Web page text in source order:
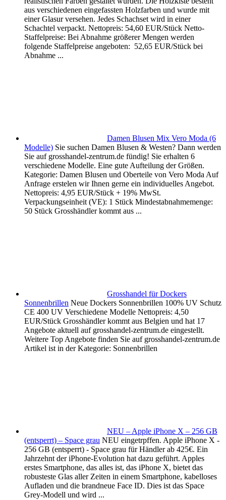
aus verschiedenen eingefassten Holzfarben und wurde mit
einer Glasur versehen. Jedes Schachset wird in einer
Schachtel verpackt. Nettopreis: 54,60 EUR/Stück Netto-
Staffelpreise: Bei Abnahme größerer Mengen werden
folgende Staffelpreise angeboten: 52,65 EUR/Stück bei
Abnahme ...
Damen Blusen Mix Vero Moda (6
Modelle) Sie suchen Damen Blusen & Westen? Dann werden
Sie auf grosshandel-zentrum.de fündig! Sie erhalten 6
verschiedene Modelle. Eine gute Aufteilung der Größen.
Kategorie: Damen Blusen und Oberteile von Vero Moda Auf
Anfrage erstelen wir Ihnen gerne ein individuelles Angebot.
Nettopreis: 4,95 EUR/Stück + 19% MwSt.
Verpackungseinheit (VE): 1 Stück Mindestabnahmemenge:
50 Stück Grosshändler kommt aus ...
Grosshandel für Dockers
Sonnenbrillen Neue Dockers Sonnenbrillen 100% UV Schutz
CE 400 UV Verschiedene Modelle Nettopreis: 4,50
EUR/Stück Grosshändler kommt aus Belgien und hat 17
Angebote aktuell auf grosshandel-zentrum.de eingestellt.
Weitere Top Angebote finden Sie auf grosshandel-zentrum.de
Artikel ist in der Kategorie: Sonnenbrillen
NEU – Apple iPhone X – 256 GB
(entsperrt) – Space grau NEU eingetrpffen. Apple iPhone X -
256 GB (entsperrt) - Space grau für Händler ab 425€. Ein
Jahrzehnt der iPhone-Evolution hat dazu geführt. Apples
erstes Smartphone, das alles ist, das iPhone X, bietet das
robusteste Glas aller Zeiten in einem Smartphone, kabelloses
Aufladen und die brandneue Face ID. Dies ist das Space
Grey-Modell und wird ...